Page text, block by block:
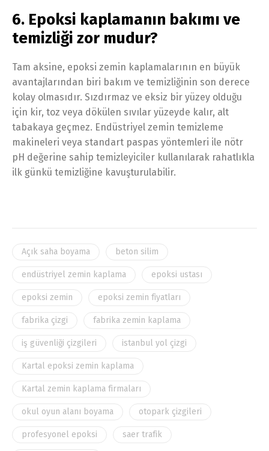
6. Epoksi kaplamanın bakımı ve
temizliği zor mudur?
Tam aksine, epoksi zemin kaplamalarının en büyük
avantajlarından biri bakım ve temizliğinin son derece
kolay olmasıdır. Sızdırmaz ve eksiz bir yüzey olduğu
için kir, toz veya dökülen sıvılar yüzeyde kalır, alt
tabakaya geçmez. Endüstriyel zemin temizleme
makineleri veya standart paspas yöntemleri ile nötr
pH değerine sahip temizleyiciler kullanılarak rahatlıkla
ilk günkü temizliğine kavuşturulabilir.
Açık saha boyama beton silim
endüstriyel zemin kaplama epoksi ustası
epoksi zemin epoksi zemin fiyatları
fabrika çizgi fabrika zemin kaplama
iş güvenliği çizgileri istanbul yol çizgi
Kartal epoksi zemin kaplama
Kartal zemin kaplama firmaları
okul oyun alanı boyama otopark çizgileri
profesyonel epoksi saer trafik